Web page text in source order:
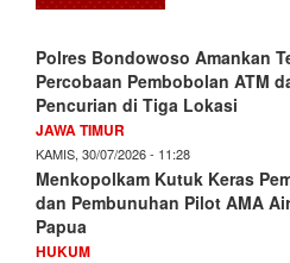
Polres Bondowoso Amankan
Percobaan Pembobolan ATM
Pencurian di Tiga Lokasi
JAWA TIMUR
KAMIS, 30/07/2026 - 11:28
Menkopolkam Kutuk Keras
dan Pembunuhan Pilot AMA
Papua
HUKUM